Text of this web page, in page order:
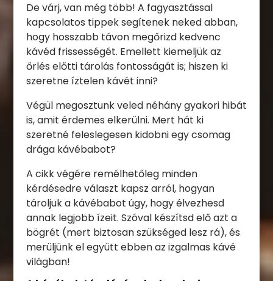
De várj, van még több! A fagyasztással
kapcsolatos tippek segítenek neked abban,
hogy hosszabb távon megőrizd kedvenc
kávéd frissességét. Emellett kiemeljük az
őrlés előtti tárolás fontosságát is; hiszen ki
szeretne íztelen kávét inni?
Végül megosztunk veled néhány gyakori hibát
is, amit érdemes elkerülni. Mert hát ki
szeretné feleslegesen kidobni egy csomag
drága kávébabot?
A cikk végére remélhetőleg minden
kérdésedre választ kapsz arról, hogyan
tároljuk a kávébabot úgy, hogy élvezhesd
annak legjobb ízeit. Szóval készítsd elő azt a
bögrét (mert biztosan szükséged lesz rá), és
merüljünk el együtt ebben az izgalmas kávé
világban!